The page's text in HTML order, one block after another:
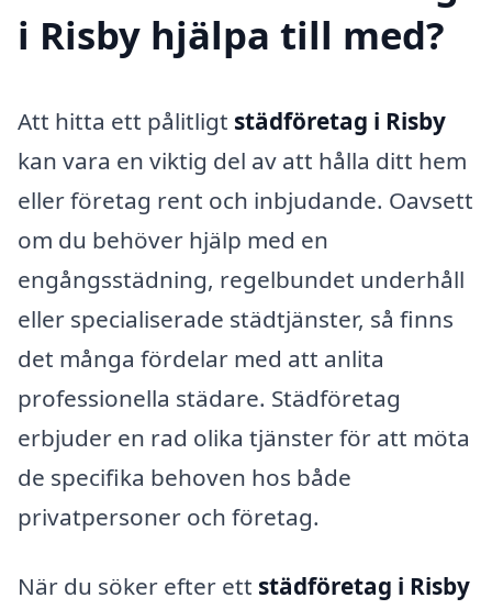
i Risby hjälpa till med?
Att hitta ett pålitligt städföretag i Risby
kan vara en viktig del av att hålla ditt hem
eller företag rent och inbjudande. Oavsett
om du behöver hjälp med en
engångsstädning, regelbundet underhåll
eller specialiserade städtjänster, så finns
det många fördelar med att anlita
professionella städare. Städföretag
erbjuder en rad olika tjänster för att möta
de specifika behoven hos både
privatpersoner och företag.
När du söker efter ett städföretag i Risby